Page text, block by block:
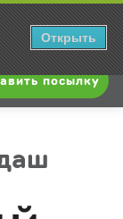
Вход
посылку
Открыть